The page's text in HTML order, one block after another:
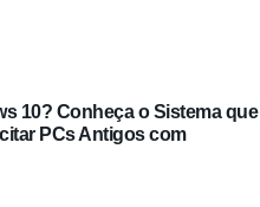
10? Conheça o Sistema que
PCs Antigos com